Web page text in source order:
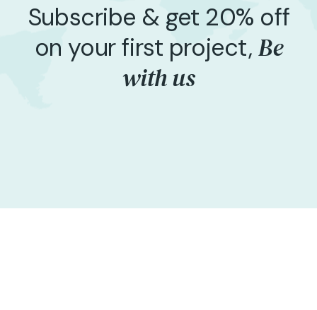
Subscribe & get 20% off
on your first project,Be
with us